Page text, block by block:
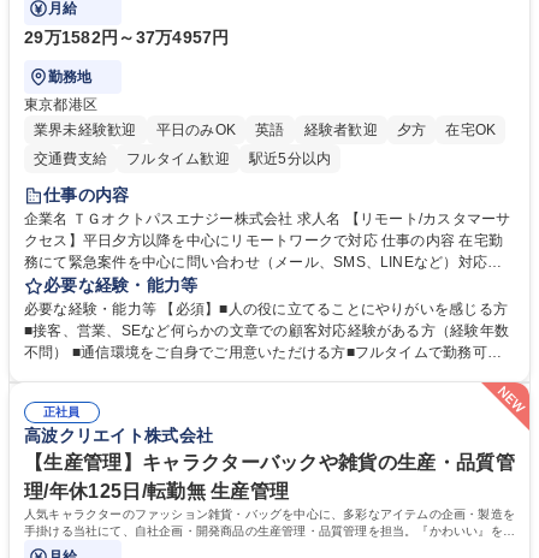
月給
29万1582円～37万4957円
勤務地
東京都港区
業界未経験歓迎
平日のみOK 英語 経験者歓迎 夕方
在宅OK
交通費支給
フルタイム歓迎 駅近5分以内
仕事の内容
企業名 ＴＧオクトパスエナジー株式会社 求人名 【リモート/カスタマーサ
クセス】平日夕方以降を中心にリモートワークで対応 仕事の内容 在宅勤
務にて緊急案件を中心に問い合わせ（メール、SMS、LINEなど）対応、
契約開始手続き処理などを行なっていただきます。カスタマーサクセス
（Digiops：デジオプス）と運用構築の業務となります。 ■お問い合わせ
対応業務全般（システム入力、契約手続き含む） ■デジタルコミュニケー
ションツール（メール、SMS、LINE等）を使用 ■お客様のニーズに応じた
い問い合わせを優先 ■緊急時の電話対応 エネルギー×Tech！お客様に寄り
添ってサービス提供できることが魅力 募集職種 【リモート/カスタマーサ
クセス】平日夕方以降を中心にリモートワークで対応
必要な経験・能力等
必要な経験・能力等 【必須】■人の役に立てることにやりがいを感じる方
■接客、営業、SEなど何らかの文章での顧客対応経験がある方（経験年数
不問） ■通信環境をご自身でご用意いただける方■フルタイムで勤務可能
ていただける方【歓迎要件】■再生可能エネルギーを世の中に広め地球環
境に貢献したい■改善提案や改善アクション等新しいことに意欲がある方
【英語（語学力）】■翻訳ツールを用い英語でコミュニケーションをとる
ことに抵抗がない方■英語は話せなくても問題はありませんが、英語が話
せますと、よりチャンスが広がります。※日本語がネイティブレベル必須
学歴・資格 学歴：大学院 大学 高専 短大 専修学校 高校 語学力： 資格：
正社員
高波クリエイト株式会社
【生産管理】キャラクターバックや雑貨の生産・品質管
理/年休125日/転勤無 生産管理
人気キャラクターのファッション雑貨・バッグを中心に、多彩なアイテムの企画・製造を
手掛ける当社にて、自社企画・開発商品の生産管理・品質管理を担当。『かわいい』を届
けるやりがいのあるポジションです。